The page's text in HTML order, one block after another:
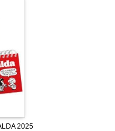
2025